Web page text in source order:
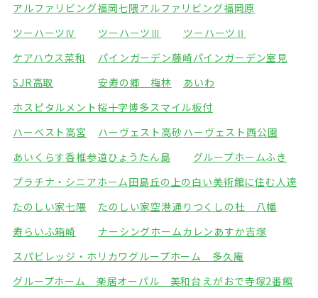
アルファリビング福岡七隈アルファリビング福岡原
ツーハーツⅣ
ツーハーツⅢ
ツーハーツⅡ
ケアハウス菜和
パインガーデン藤崎パインガーデン室見
SJR高取
安寿の郷 梅林
あいわ
ホスピタルメント桜十字博多スマイル板付
ハーベスト高宮
ハーヴェスト高砂 ハーヴェスト西公園
あいくらす香椎参道ひょうたん島
グループホームふき
プラチナ・シニアホーム田島丘の上の白い美術館に住む人達
たのしい家七隈
たのしい家空港通り つくしの杜 八幡
寿らいふ箱崎
ナーシングホームカレン あすか吉塚
スパビレッジ・ホリカワ グループホーム 多久庵
グループホーム 楽居オーパル 美和台 えがおで寺塚2番館